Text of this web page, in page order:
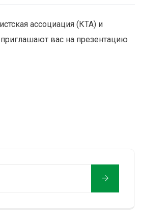
ассоциация (КТА) и
приглашают вас на презентацию